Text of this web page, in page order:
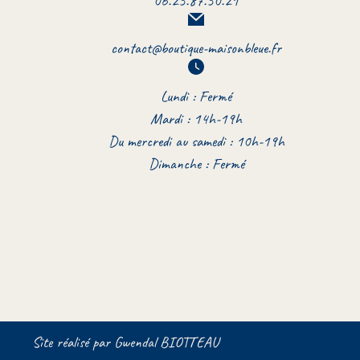
contact@boutique-maisonbleue.fr
Lundi : Fermé
Mardi : 14h-19h
Du mercredi au samedi : 10h-19h
Dimanche : Fermé
Site réalisé par Gwendal BIOTTEAU